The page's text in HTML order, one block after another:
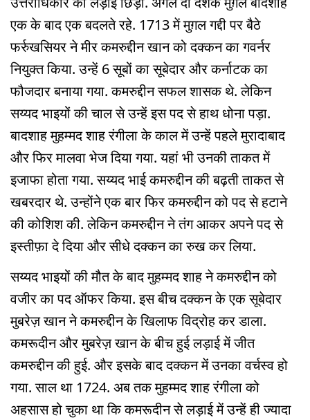
एक के बाद एक बदलते रहे. 1713 में मुग़ल गद्दी पर बैठे
फर्रुखसियर ने मीर कमरुद्दीन खान को दक्कन का गवर्नर
नियुक्त किया. उन्हें 6 सूबों का सूबेदार और कर्नाटक का
फौजदार बनाया गया. कमरुद्दीन सफल शासक थे. लेकिन
सय्यद भाइयों की चाल से उन्हें इस पद से हाथ धोना पड़ा.
बादशाह मुहम्मद शाह रंगीला के काल में उन्हें पहले मुरादाबाद
और फिर मालवा भेज दिया गया. यहां भी उनकी ताकत में
इजाफा होता गया. सय्यद भाई कमरुद्दीन की बढ़ती ताकत से
खबरदार थे. उन्होंने एक बार फिर कमरुद्दीन को पद से हटाने
की कोशिश की. लेकिन कमरुद्दीन ने तंग आकर अपने पद से
इस्तीफ़ा दे दिया और सीधे दक्कन का रुख कर लिया.
सय्यद भाइयों की मौत के बाद मुहम्मद शाह ने कमरुद्दीन को
वजीर का पद ऑफर किया. इस बीच दक्कन के एक सूबेदार
मुबरेज़ खान ने कमरुद्दीन के खिलाफ विद्रोह कर डाला.
कमरूदीन और मुबरेज़ खान के बीच हुई लड़ाई में जीत
कमरुद्दीन की हुई. और इसके बाद दक्कन में उनका वर्चस्व हो
गया. साल था 1724. अब तक मुहम्मद शाह रंगीला को
अहसास हो चुका था कि कमरूदीन से लड़ाई में उन्हें ही ज्यादा